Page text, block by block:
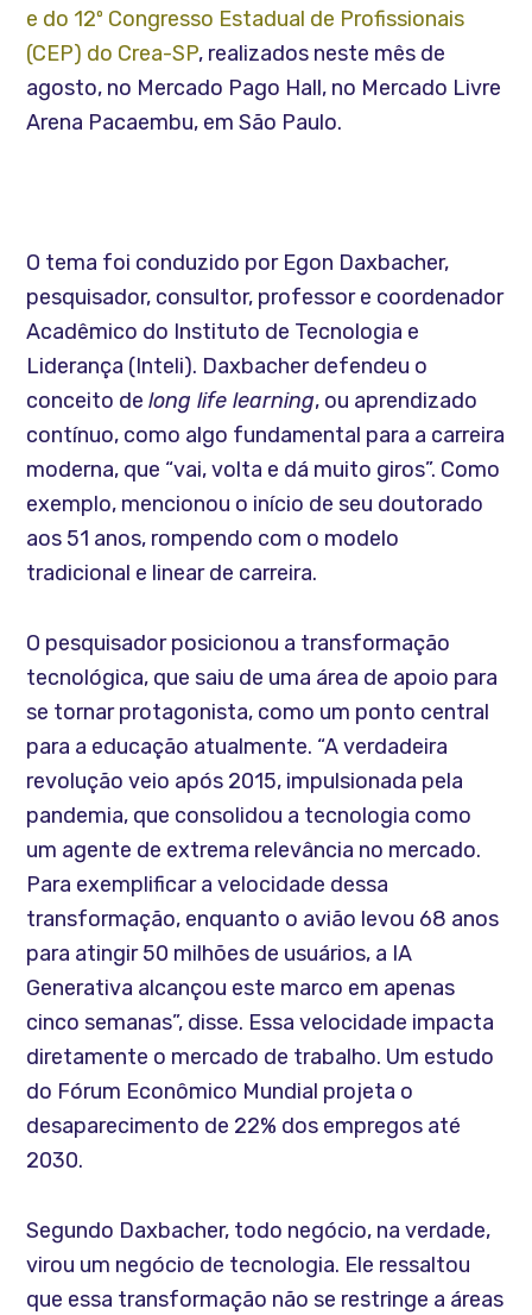
e do 12º Congresso Estadual de Profissionais
(CEP) do Crea-SP, realizados neste mês de
agosto, no Mercado Pago Hall, no Mercado Livre
Arena Pacaembu, em São Paulo.
O tema foi conduzido por Egon Daxbacher,
pesquisador, consultor, professor e coordenador
Acadêmico do Instituto de Tecnologia e
Liderança (Inteli). Daxbacher defendeu o
conceito delong life learning, ou aprendizado
contínuo, como algo fundamental para a carreira
moderna, que “vai, volta e dá muito giros”. Como
exemplo, mencionou o início de seu doutorado
aos 51 anos, rompendo com o modelo
tradicional e linear de carreira.
O pesquisador posicionou a transformação
tecnológica, que saiu de uma área de apoio para
se tornar protagonista, como um ponto central
para a educação atualmente. “A verdadeira
revolução veio após 2015, impulsionada pela
pandemia, que consolidou a tecnologia como
um agente de extrema relevância no mercado.
Para exemplificar a velocidade dessa
transformação, enquanto o avião levou 68 anos
para atingir 50 milhões de usuários, a IA
Generativa alcançou este marco em apenas
cinco semanas”, disse. Essa velocidade impacta
diretamente o mercado de trabalho. Um estudo
do Fórum Econômico Mundial projeta o
desaparecimento de 22% dos empregos até
2030.
Segundo Daxbacher, todo negócio, na verdade,
virou um negócio de tecnologia. Ele ressaltou
que essa transformação não se restringe a áreas